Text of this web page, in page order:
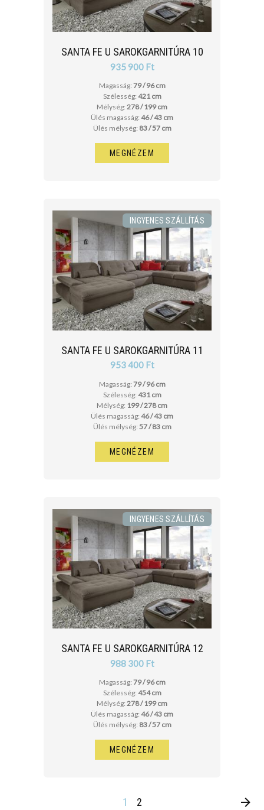
SANTA FE U SAROKGARNITÚRA 10
935 900 Ft
Magasság: 79 / 96 cm
Szélesség: 421 cm
Mélység: 278 / 199 cm
Ülés magasság: 46 / 43 cm
Ülés mélység: 83 / 57 cm
MEGNÉZEM
SANTA FE U SAROKGARNITÚRA 11
953 400 Ft
INGYENES SZÁLLÍTÁS
Magasság: 79 / 96 cm
Szélesség: 431 cm
Mélység: 199 / 278 cm
Ülés magasság: 46 / 43 cm
Ülés mélység: 57 / 83 cm
MEGNÉZEM
SANTA FE U SAROKGARNITÚRA 12
988 300 Ft
INGYENES SZÁLLÍTÁS
Magasság: 79 / 96 cm
Szélesség: 454 cm
Mélység: 278 / 199 cm
Ülés magasság: 46 / 43 cm
Ülés mélység: 83 / 57 cm
MEGNÉZEM
1 2